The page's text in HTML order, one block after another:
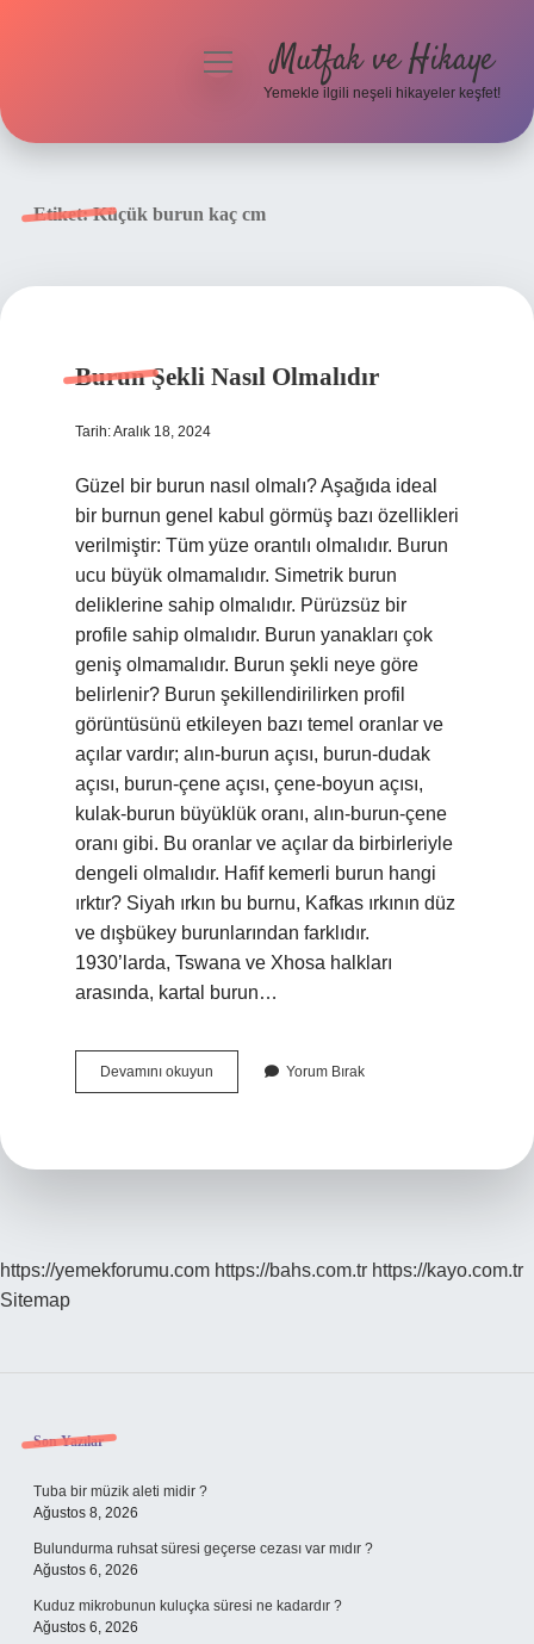
menüyüMutfak ve Hikaye
Yemekle ilgili neşeli hikayeler keşfet!
Etiket:Küçük burun kaç cm
Burun Şekli Nasıl Olmalıdır
Tarih: Aralık 18, 2024
Güzel bir burun nasıl olmalı? Aşağıda ideal
bir burnun genel kabul görmüş bazı özellikleri
verilmiştir: Tüm yüze orantılı olmalıdır. Burun
ucu büyük olmamalıdır. Simetrik burun
deliklerine sahip olmalıdır. Pürüzsüz bir
profile sahip olmalıdır. Burun yanakları çok
geniş olmamalıdır. Burun şekli neye göre
belirlenir? Burun şekillendirilirken profil
görüntüsünü etkileyen bazı temel oranlar ve
açılar vardır; alın-burun açısı, burun-dudak
açısı, burun-çene açısı, çene-boyun açısı,
kulak-burun büyüklük oranı, alın-burun-çene
oranı gibi. Bu oranlar ve açılar da birbirleriyle
dengeli olmalıdır. Hafif kemerli burun hangi
ırktır? Siyah ırkın bu burnu, Kafkas ırkının düz
ve dışbükey burunlarından farklıdır.
1930’larda, Tswana ve Xhosa halkları
arasında, kartal burun…
Devamını okuyun
Şekli
Yorum Bırak
https://yemekforumu.com https://bahs.com.tr https://kayo.com.tr
Sitemap
Sidebar
Son Yazılar
Tuba bir müzik aleti midir ?
Ağustos 8, 2026
Bulundurma ruhsat süresi geçerse cezası var mıdır ?
Ağustos 6, 2026
Kuduz mikrobunun kuluçka süresi ne kadardır ?
Ağustos 6, 2026